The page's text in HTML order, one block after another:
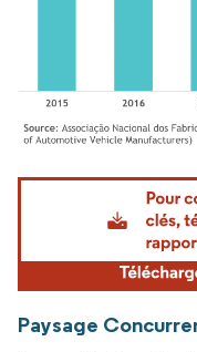
Image © Mordor Intelligence.
Paysage